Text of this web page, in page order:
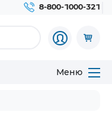
8-800-1000-321
Меню